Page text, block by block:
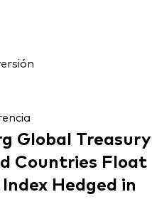
Global Treasury
Countries Float
Hedged in